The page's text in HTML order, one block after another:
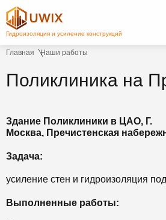
Главная Наши работы
Поликлиника на
Здание Поликлиники в ЦАО, Г.
Москва, Пречистенская
Задача:
усиление стен и гидроизоляция
Выполненные работы: